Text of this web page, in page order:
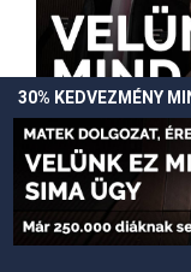
A weboldal cookie-kat
legjobb felhasználói élményt
30% KEDVEZMÉNY
30%